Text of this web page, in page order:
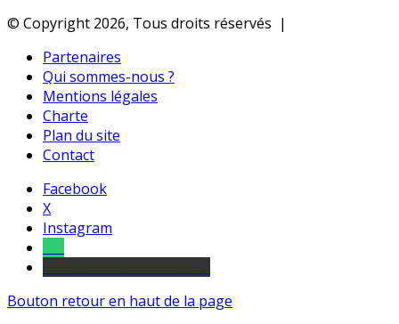
© Copyright 2026, Tous droits réservés |
Partenaires
Qui sommes-nous ?
Mentions légales
Charte
Plan du site
Contact
Facebook
X
Instagram
Bouton retour en haut de la page